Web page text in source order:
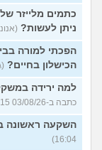
כתמים מלייזר
ניתן לעשות? (אנונימית,
הפכתי למורה
הכישלון בחיים?
למה ירידה
כתבה ב-03/08/26 16:15)
השקעה ראשונה
16:04)